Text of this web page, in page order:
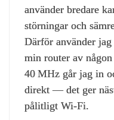
använder bredare
störningar och
Därför använder
min router av
40 MHz går jag in
direkt — det ger
pålitligt Wi‑Fi.